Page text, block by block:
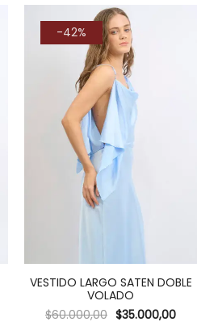
-42%
VESTIDO LARGO SATEN DOBLE
VOLADO
$60.000,00 $35.000,00